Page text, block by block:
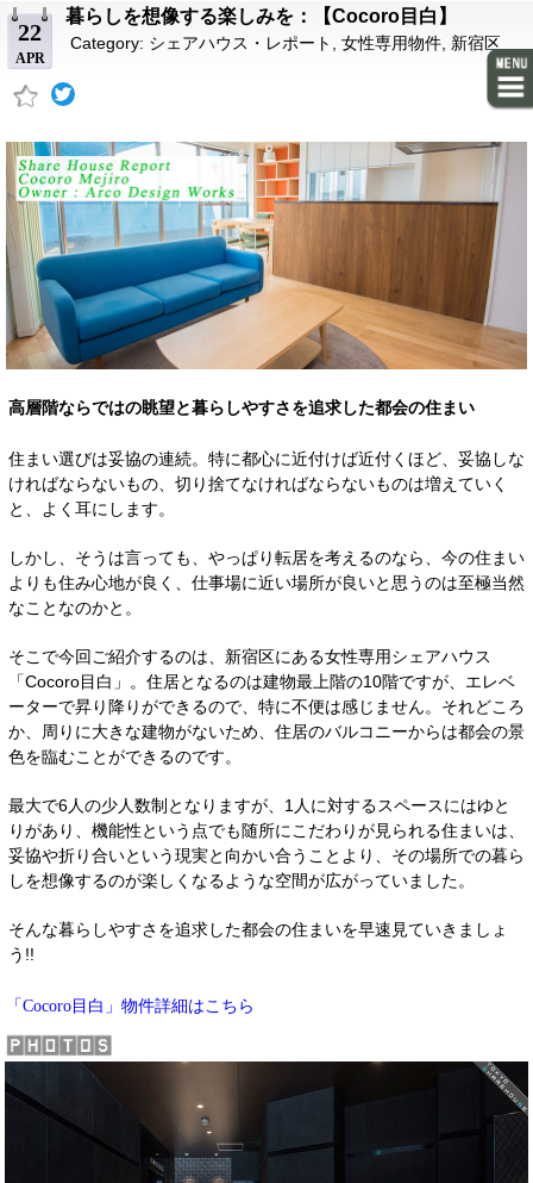
22
APR
暮らしを想像する楽しみを：【Cocoro目白】
Category: シェアハウス・レポート 女性専用物件 新宿区
高層階ならではの眺望と暮らしやすさを追求した都会の住まい
住まい選びは妥協の連続。特に都心に近付けば近付くほど、妥協しな
ければならないもの、切り捨てなければならないものは増えていく
と、よく耳にします。
しかし、そうは言っても、やっぱり転居を考えるのなら、今の住まい
よりも住み心地が良く、仕事場に近い場所が良いと思うのは至極当然
なことなのかと。
そこで今回ご紹介するのは、新宿区にある女性専用シェアハウス
「Cocoro目白」。住居となるのは建物最上階の10階ですが、エレベ
ーターで昇り降りができるので、特に不便は感じません。それどころ
か、周りに大きな建物がないため、住居のバルコニーからは都会の景
色を臨むことができるのです。
最大で6人の少人数制となりますが、1人に対するスペースにはゆと
りがあり、機能性という点でも随所にこだわりが見られる住まいは、
妥協や折り合いという現実と向かい合うことより、その場所での暮ら
しを想像するのが楽しくなるような空間が広がっていました。
そんな暮らしやすさを追求した都会の住まいを早速見ていきましょ
う!!
「Cocoro目白」 物件詳細はこちら